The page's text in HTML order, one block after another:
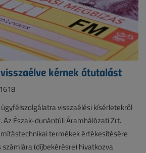
kérnek átutalást
visszaélési kísérletekről
Az Észak-dunántúli Áramhálózati Zrt.
termékek értékesítésére
(díjbekérésre) hivatkozva